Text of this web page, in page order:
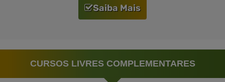
Saiba Mais
CURSOS LIVRES COMPLEMENTARES